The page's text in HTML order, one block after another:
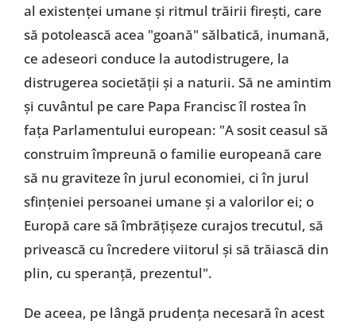
al existenței umane și ritmul trăirii firești, care
să potolească acea "goană" sălbatică, inumană,
ce adeseori conduce la autodistrugere, la
distrugerea societății și a naturii. Să ne amintim
și cuvântul pe care Papa Francisc îl rostea în
fața Parlamentului european: "A sosit ceasul să
construim împreună o familie europeană care
să nu graviteze în jurul economiei, ci în jurul
sfințeniei persoanei umane și a valorilor ei; o
Europă care să îmbrățișeze curajos trecutul, să
privească cu încredere viitorul și să trăiască din
plin, cu speranță, prezentul".
De aceea, pe lângă prudența necesară în acest